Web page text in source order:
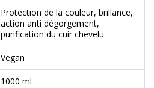
Protection de la couleur, brillance,
action anti dégorgement,
purification du cuir chevelu
Vegan
1000 ml